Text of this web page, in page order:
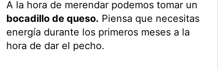
A la hora de merendar podemos tomar un
bocadillo de queso. Piensa que necesitas
energía durante los primeros meses a la
hora de dar el pecho.